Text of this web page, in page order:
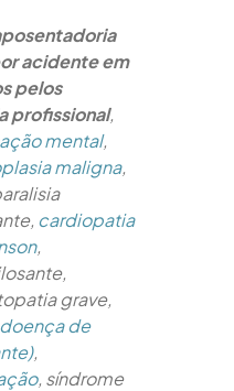
acidente em
pelos
profissional,
mental,
maligna,
cardiopatia
,
grave,
de
,
, síndrome